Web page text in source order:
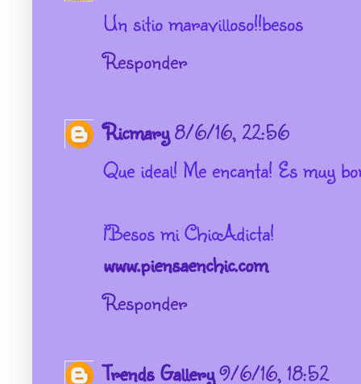
Un sitio maravilloso!!besos
Responder
Ricmary8/6/16, 22:56
Que ideal! Me encanta! Es muy
¡Besos mi ChicAdicta!
www.piensaenchic.com
Responder
Trends Gallery9/6/16, 18:52